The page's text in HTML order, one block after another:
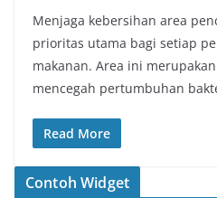
Menjaga kebersihan area
prioritas utama bagi setiap
makanan. Area ini
mencegah pertumbuhan
Read More
Contoh Widget